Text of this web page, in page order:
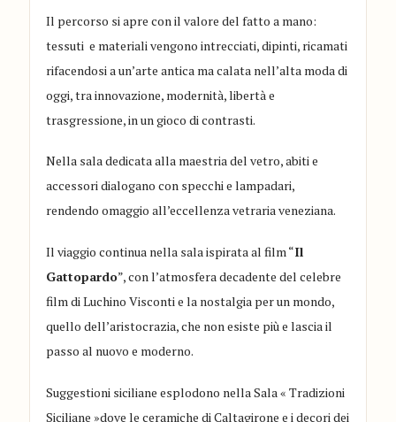
Il percorso si apre con il valore del fatto a mano:
tessuti e materiali vengono intrecciati, dipinti, ricamati
rifacendosi a un’arte antica ma calata nell’alta moda di
oggi, tra innovazione, modernità, libertà e
trasgressione, in un gioco di contrasti.
Nella sala dedicata alla maestria del vetro, abiti e
accessori dialogano con specchi e lampadari,
rendendo omaggio all’eccellenza vetraria veneziana.
Il viaggio continua nella sala ispirata al film “Il
Gattopardo”, con l’atmosfera decadente del celebre
film di Luchino Visconti e la nostalgia per un mondo,
quello dell’aristocrazia, che non esiste più e lascia il
passo al nuovo e moderno.
Suggestioni siciliane esplodono nella Sala « Tradizioni
Siciliane »dove le ceramiche di Caltagirone e i decori dei